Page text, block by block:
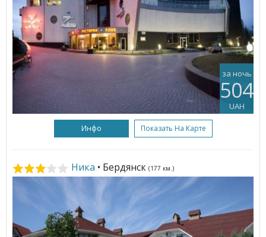
за ночь
504
UAH
Инфо Показать На Карте
Ника • Бердянск (177 км.)